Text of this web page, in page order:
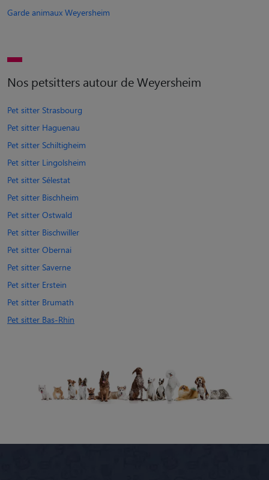
Garde animaux Weyersheim
Nos petsitters autour de Weyersheim
Pet sitter Strasbourg
Pet sitter Haguenau
Pet sitter Schiltigheim
Pet sitter Lingolsheim
Pet sitter Sélestat
Pet sitter Bischheim
Pet sitter Ostwald
Pet sitter Bischwiller
Pet sitter Obernai
Pet sitter Saverne
Pet sitter Erstein
Pet sitter Brumath
Pet sitter Bas-Rhin